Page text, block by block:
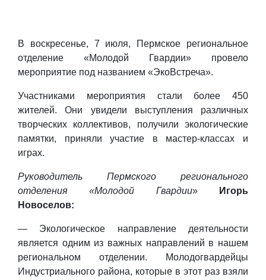
В воскресенье, 7 июля, Пермское региональное
отделение «Молодой Гвардии» провело
мероприятие под названием «ЭкоВстреча».
Участниками мероприятия стали более 450
жителей. Они увидели выступления различных
творческих коллективов, получили экологические
памятки, приняли участие в мастер-классах и
играх.
Руководитель Пермского регионального
отделения «Молодой Гвардии»
Игорь
Новоселов:
— Экологическое направление деятельности
является одним из важных направлений в нашем
региональном отделении. Молодогвардейцы
Индустриального района, которые в этот раз взяли